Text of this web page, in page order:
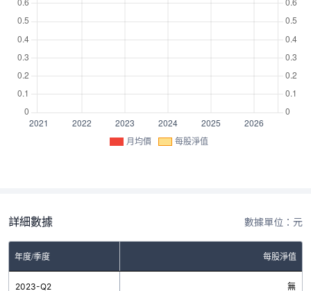
月均價 每股淨值
詳細數據 數據單位：元
年度/季度 每股淨值
2023-Q2 無